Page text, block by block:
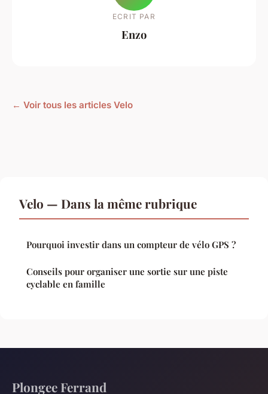
ECRIT PAR
Enzo
← Voir tous les articles Velo
Velo — Dans la même rubrique
Pourquoi investir dans un compteur de vélo GPS ?
Conseils pour organiser une sortie sur une piste
cyclable en famille
Plongee Ferrand